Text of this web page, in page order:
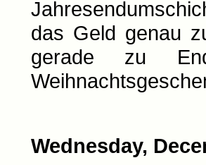
das Geld genau
gerade zu
Wednesday,